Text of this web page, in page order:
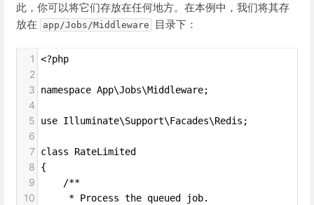
此，你可以将它们存放在任何地方。在本例中，我们将其存
放在
app/Jobs/Middleware 目录下：
1 <?php
2
3
namespace App\Jobs\Middleware;
4
5
use Illuminate\Support\Facades\Redis;
6
7
class RateLimited
8 {
9
    /**
10
     * Process the queued job.